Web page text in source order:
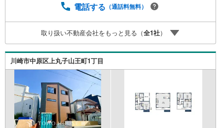
ど大丈夫かな？」●「頭金は、どれくらいないと買えない
ど、住宅購入はわからないことばかり・・・。ご安心くだ
さい!!お力になれる事がございましたら、誠心誠意 お手伝
いをさせていただきます。【ベンハウス】にお任せ下さ
い！
電話する （通話料無料）
取り扱い不動産会社をもっと見る（全1社）
川崎市中原区上丸子山王町1丁目